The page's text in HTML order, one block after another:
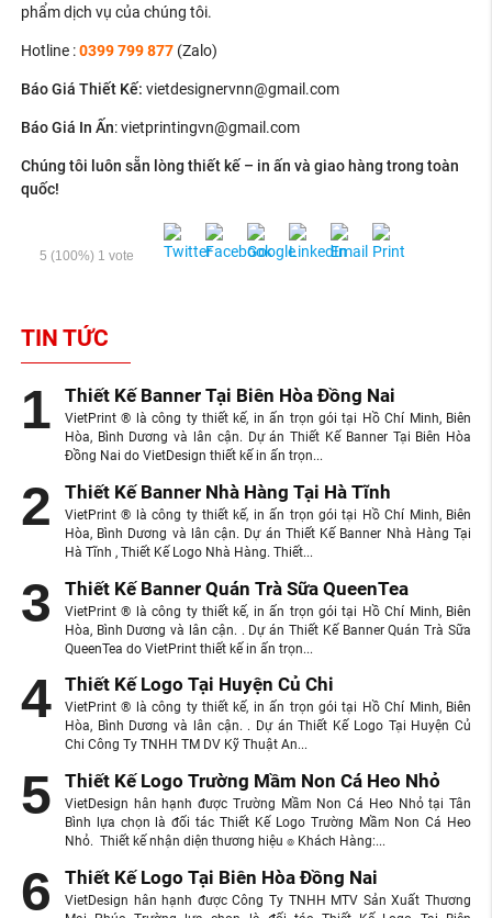
phẩm dịch vụ của chúng tôi.
Hotline :0399 799 877 (Zalo)
Báo Giá Thiết Kế: vietdesignervnn@gmail.com
Báo Giá In Ấn: vietprintingvn@gmail.com
Chúng tôi luôn sẵn lòng thiết kế – in ấn và giao hàng trong toàn
quốc!
5 (100%) 1 vote
TIN TỨC
Thiết Kế Banner Tại Biên Hòa Đồng Nai
VietPrint ® là công ty thiết kế, in ấn trọn gói tại Hồ Chí Minh, Biên
Hòa, Bình Dương và lân cận. Dự án Thiết Kế Banner Tại Biên Hòa
Đồng Nai do VietDesign thiết kế in ấn trọn...
Thiết Kế Banner Nhà Hàng Tại Hà Tĩnh
VietPrint ® là công ty thiết kế, in ấn trọn gói tại Hồ Chí Minh, Biên
Hòa, Bình Dương và lân cận. Dự án Thiết Kế Banner Nhà Hàng Tại
Hà Tĩnh , Thiết Kế Logo Nhà Hàng. Thiết...
Thiết Kế Banner Quán Trà Sữa QueenTea
VietPrint ® là công ty thiết kế, in ấn trọn gói tại Hồ Chí Minh, Biên
Hòa, Bình Dương và lân cận. . Dự án Thiết Kế Banner Quán Trà Sữa
QueenTea do VietPrint thiết kế in ấn trọn...
Thiết Kế Logo Tại Huyện Củ Chi
VietPrint ® là công ty thiết kế, in ấn trọn gói tại Hồ Chí Minh, Biên
Hòa, Bình Dương và lân cận. . Dự án Thiết Kế Logo Tại Huyện Củ
Chi Công Ty TNHH TM DV Kỹ Thuật An...
Thiết Kế Logo Trường Mầm Non Cá Heo Nhỏ
VietDesign hân hạnh được Trường Mầm Non Cá Heo Nhỏ tại Tân
Bình lựa chọn là đối tác Thiết Kế Logo Trường Mầm Non Cá Heo
Nhỏ. Thiết kế nhận diện thương hiệu ๏ Khách Hàng:...
Thiết Kế Logo Tại Biên Hòa Đồng Nai
VietDesign hân hạnh được Công Ty TNHH MTV Sản Xuất Thương